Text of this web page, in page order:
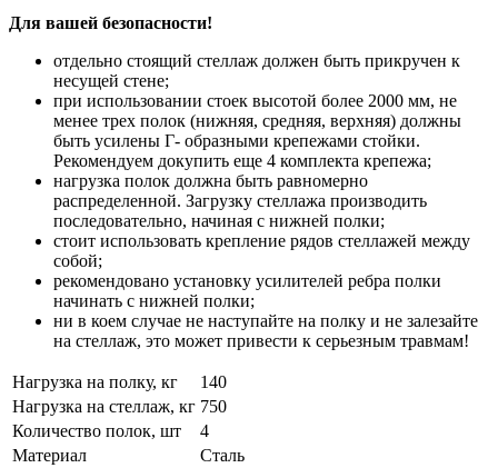
Для вашей безопасности!
отдельно стоящий стеллаж должен быть прикручен к
несущей стене;
при использовании стоек высотой более 2000 мм, не
менее трех полок (нижняя, средняя, верхняя) должны
быть усилены Г- образными крепежами стойки.
Рекомендуем докупить еще 4 комплекта крепежа;
нагрузка полок должна быть равномерно
распределенной. Загрузку стеллажа производить
последовательно, начиная с нижней полки;
стоит использовать крепление рядов стеллажей между
собой;
рекомендовано установку усилителей ребра полки
начинать с нижней полки;
ни в коем случае не наступайте на полку и не залезайте
на стеллаж, это может привести к серьезным травмам!
Нагрузка на полку, кг
140
Нагрузка на стеллаж, кг 750
Количество полок, шт
4
Материал
Сталь